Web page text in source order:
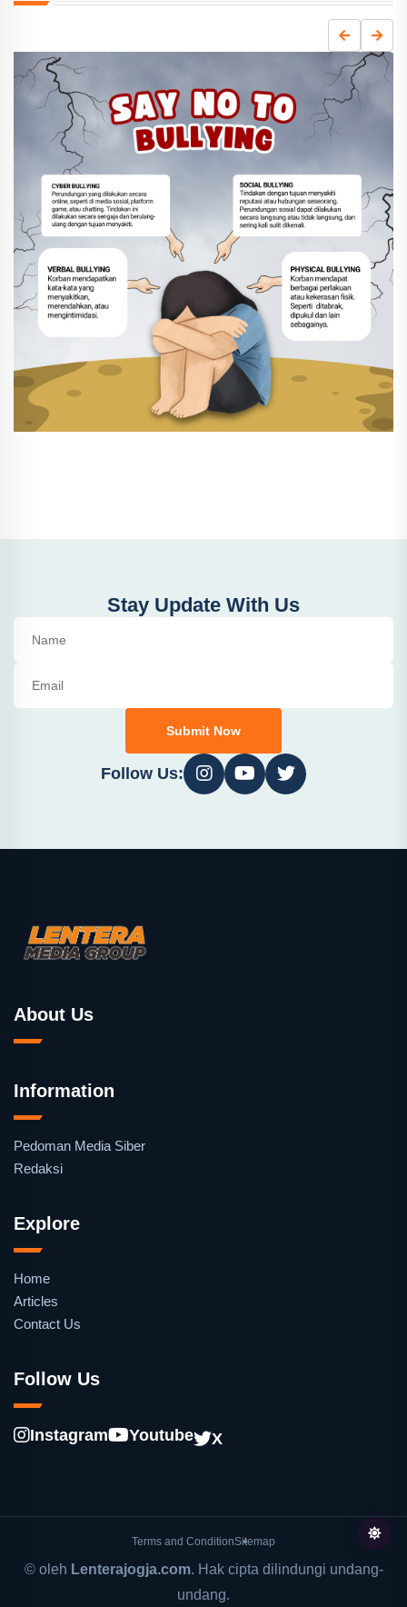
Stay Update With Us
Submit Now
Follow Us:
About Us
Information
Pedoman Media Siber
Redaksi
Explore
Home
Articles
Contact Us
Follow Us
Instagram Youtube X
Terms and ConditionSitemap
© oleh Lenterajogja.com. Hak cipta dilindungi undang-
undang.